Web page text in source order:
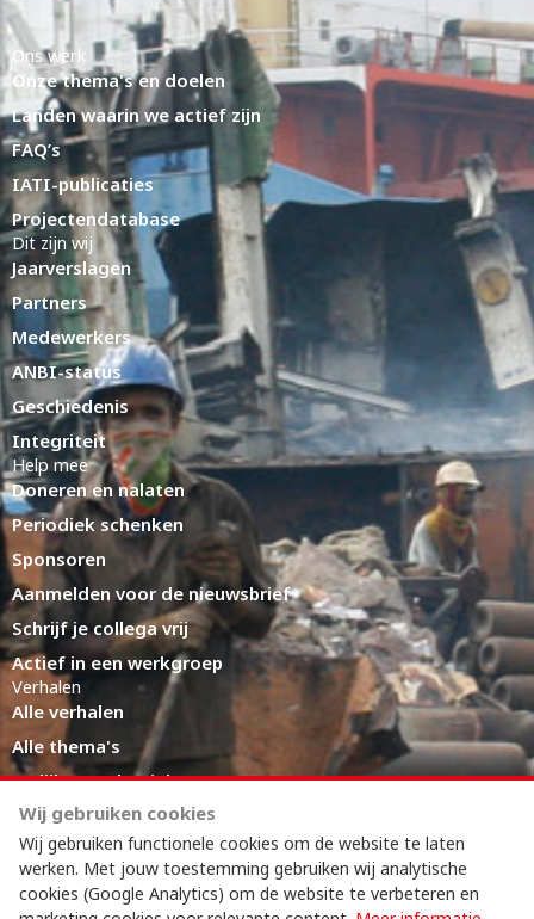
Ons werk
Onze thema's en doelen
Landen waarin we actief zijn
FAQ’s
IATI-publicaties
Projectendatabase
Dit zijn wij
Jaarverslagen
Partners
Medewerkers
ANBI-status
Geschiedenis
Integriteit
Help mee
Doneren en nalaten
Periodiek schenken
Sponsoren
Aanmelden voor de nieuwsbrief
Schrijf je collega vrij
Actief in een werkgroep
Verhalen
Alle verhalen
Alle thema's
Eerlijke productieketens
Expert Hub
LinkedIn
Wij gebruiken cookies
Wij gebruiken functionele cookies om de website te laten
werken. Met jouw toestemming gebruiken wij analytische
cookies (Google Analytics) om de website te verbeteren en